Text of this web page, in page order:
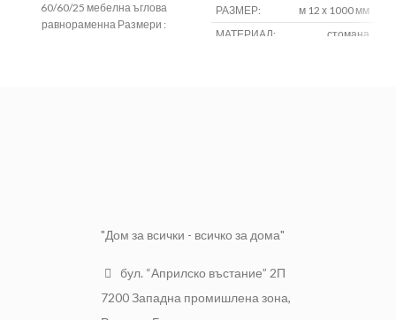
60/60/25 мебелна ъглова
равнораменна Размери :
РАЗМЕР:
м 12 х 1000 мм
МАТЕРИАЛ:
стомана
"Дом за всички - всичко за дома"
бул. “Априлско въстание” 2П
7200 Западна промишлена зона,